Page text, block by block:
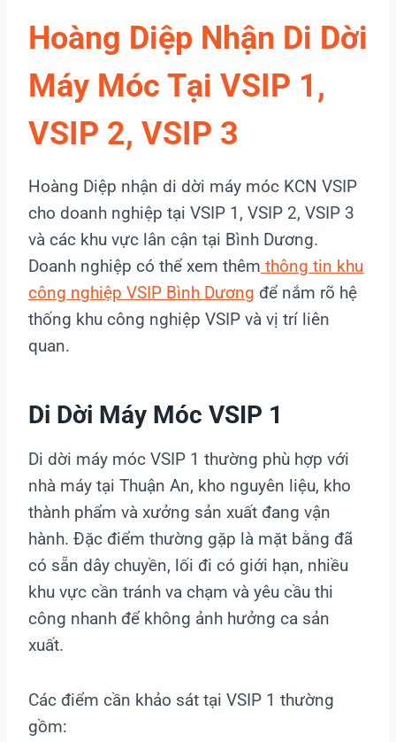
Hoàng Diệp Nhận Di Dời
Máy Móc Tại VSIP 1,
VSIP 2, VSIP 3
Hoàng Diệp nhận di dời máy móc KCN VSIP
cho doanh nghiệp tại VSIP 1, VSIP 2, VSIP 3
và các khu vực lân cận tại Bình Dương.
Doanh nghiệp có thể xem thêm thông tin khu
công nghiệp VSIP Bình Dương để nắm rõ hệ
thống khu công nghiệp VSIP và vị trí liên
quan.
Di Dời Máy Móc VSIP 1
Di dời máy móc VSIP 1 thường phù hợp với
nhà máy tại Thuận An, kho nguyên liệu, kho
thành phẩm và xưởng sản xuất đang vận
hành. Đặc điểm thường gặp là mặt bằng đã
có sẵn dây chuyền, lối đi có giới hạn, nhiều
khu vực cần tránh va chạm và yêu cầu thi
công nhanh để không ảnh hưởng ca sản
xuất.
Các điểm cần khảo sát tại VSIP 1 thường
gồm: